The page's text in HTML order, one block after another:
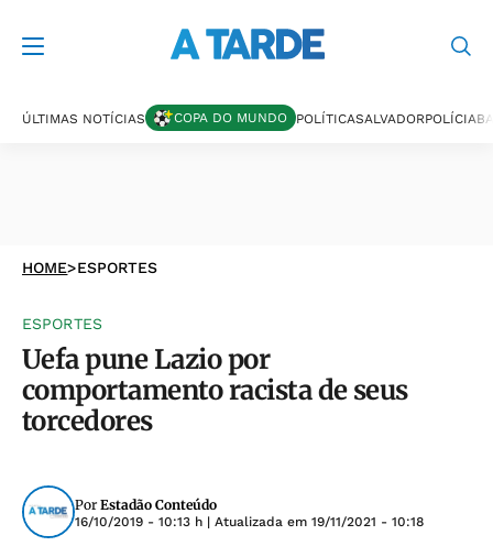
ÚLTIMAS NOTÍCIAS COPA DO MUNDO POLÍTICASALVADORPOLÍCIA
HOME>ESPORTES
ESPORTES
Uefa pune Lazio por
comportamento racista de seus
torcedores
Por Estadão Conteúdo
16/10/2019 - 10:13 h | Atualizada em 19/11/2021 - 10:18